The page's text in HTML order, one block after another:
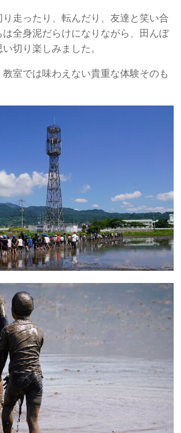
走ったり、転んだり、友達と笑い合
全身泥だらけになりながら、田んぼ
切り楽しみました。
室では味わえない貴重な体験そのも